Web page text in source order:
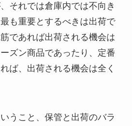
それでは倉庫内では不向き
も重要とするべきは出荷で
であれば出荷される機会は
ズン商品であったり、定番
ば、出荷される機会は全く
うこと、保管と出荷のバラ